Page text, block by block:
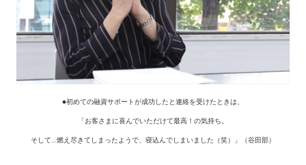
●初めての融資サポートが成功したと連絡を受けたときは、
「お客さまに喜んでいただけて最高！の気持ち。
そして…燃え尽きてしまったようで、寝込んでしまいました（笑）」（谷田部）